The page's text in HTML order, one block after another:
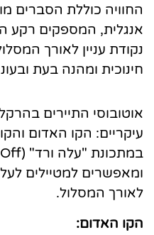
החוויה כוללת הסברים
אנגלית, המספקים רקע
נקודת עניין לאורך
חינוכית ומהנה בעת
אוטובוסי התיירים
עיקריים: הקו האדום
ומאפשרים למטיילים
לאורך המסלול.
הקו האדום: